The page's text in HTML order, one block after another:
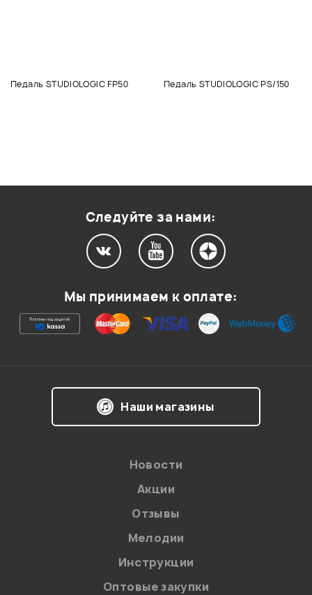
Педаль STUDIOLOGIC FP50 Педаль STUDIOLOGIC PS/150
Следуйте за нами:
Мы принимаем к оплате:
Наши магазины
Новости
Акции
Отзывы
Мелодии
Инструкции
Оптовые закупки